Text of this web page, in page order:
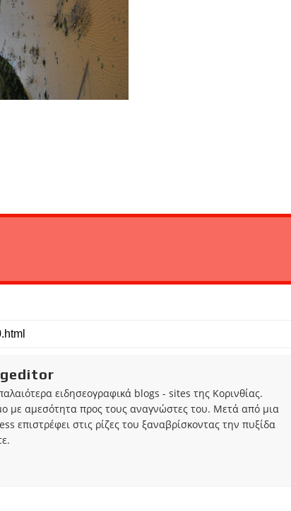
ειδησεογραφικά blogs - sites της Κορινθίας.
με αμεσότητα προς τους αναγνώστες του. Μετά από μια
επιστρέφει στις ρίζες του ξαναβρίσκοντας την πυξίδα